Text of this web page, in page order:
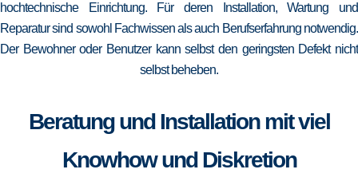
hochtechnische Einrichtung. Für deren Installation, Wartung und
Reparatur sind sowohl Fachwissen als auch Berufserfahrung notwendig.
Der Bewohner oder Benutzer kann selbst den geringsten Defekt nicht
selbst beheben.
Beratung und Installation mit viel
Knowhow und Diskretion